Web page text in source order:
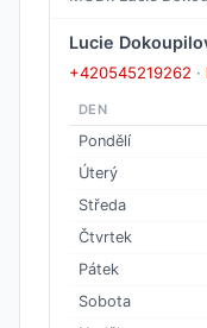
Lucie
+420545219262 ·
DEN
Pondělí
Úterý
Středa
Čtvrtek
Pátek
Sobota